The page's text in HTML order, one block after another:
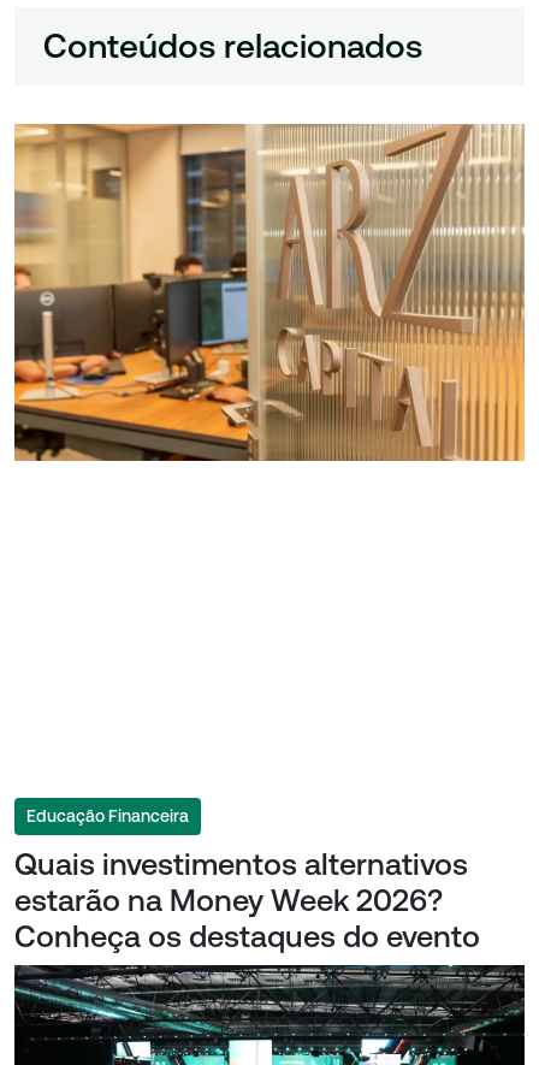
Conteúdos relacionados
Educação Financeira
Quais investimentos alternativos
estarão na Money Week 2026?
Conheça os destaques do evento